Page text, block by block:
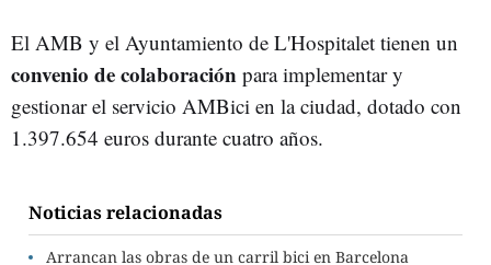
El AMB y el Ayuntamiento de L'Hospitalet tienen un
convenio de colaboración para implementar y
gestionar el servicio AMBici en la ciudad, dotado con
1.397.654 euros durante cuatro años.
Noticias relacionadas
Arrancan las obras de un carril bici en Barcelona